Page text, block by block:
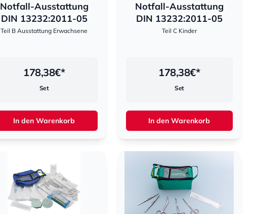
Notfall-Ausstattung
DIN 13232:2011-05
Teil B Ausstattung Erwachsene
178,38€*
Set
In den Warenkorb
Notfall-Ausstattung
DIN 13232:2011-05
Teil C Kinder
178,38€*
Set
In den Warenkorb